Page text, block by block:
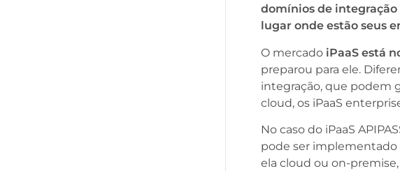
domínios de integração
lugar onde estão seus
O mercado iPaaS está
preparou para ele.
integração, que podem
cloud, os iPaaS
No caso do iPaaS
pode ser implementado
ela cloud ou on-